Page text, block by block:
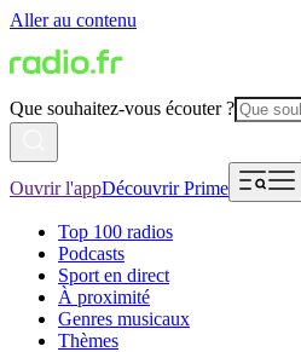
Aller au contenu
Que souhaitez-vous écouter ?
Ouvrir l'appDécouvrir Prime
Top 100 radios
Podcasts
Sport en direct
À proximité
Genres musicaux
Thèmes